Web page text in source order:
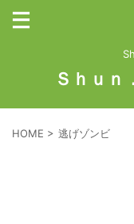
Ｓｈｕｎ
HOME > 逃げゾンビ